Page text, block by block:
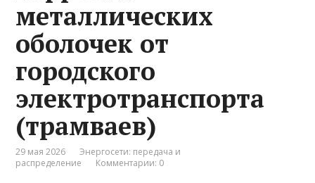
металлических
оболочек от
городского
электротранспорта
(трамваев)
29 мая 2026
Энергосети: передача и
распределение
Комментарии: 0